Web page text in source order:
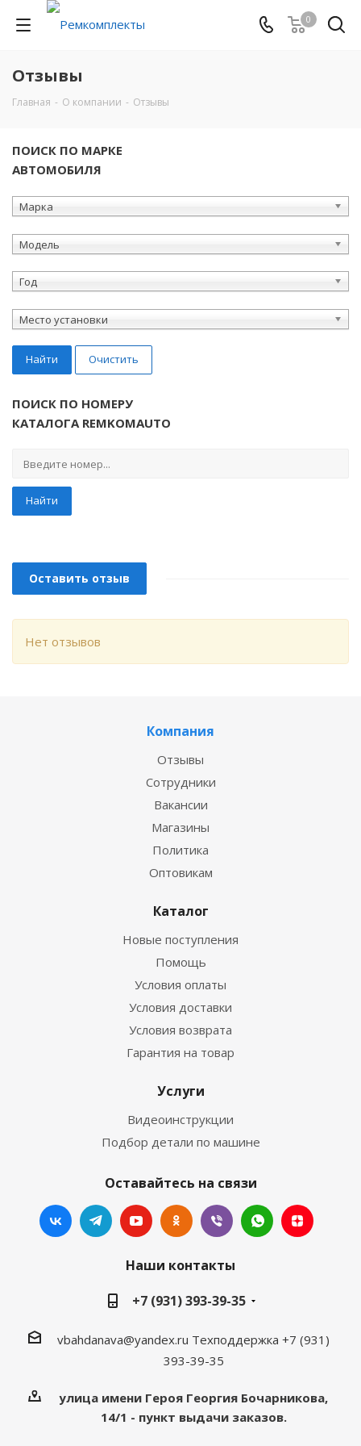
0
Отзывы
Главная - О компании - Отзывы
ПОИСК ПО МАРКЕ
АВТОМОБИЛЯ
Марка
Модель
Год
Место установки
Найти Очистить
ПОИСК ПО НОМЕРУ
КАТАЛОГА REMKOMAUTO
Найти
Оставить отзыв
Нет отзывов
Компания
Отзывы
Сотрудники
Вакансии
Магазины
Политика
Оптовикам
Каталог
Новые поступления
Помощь
Условия оплаты
Условия доставки
Условия возврата
Гарантия на товар
Услуги
Видеоинструкции
Подбор детали по машине
Оставайтесь на связи
Наши контакты
+7 (931) 393-39-35
vbahdanava@yandex.ru Техподдержка +7 (931)
393-39-35
улица имени Героя Георгия Бочарникова,
14/1 - пункт выдачи заказов.